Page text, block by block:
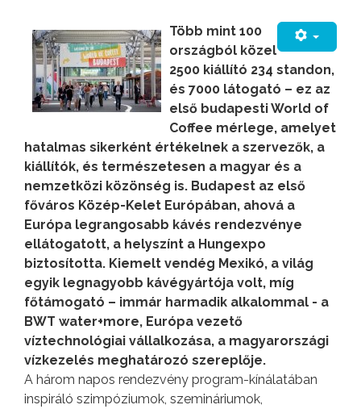
Több mint 100
országból közel
2500 kiállító 234 standon,
és 7000 látogató – ez az
első budapesti World of
Coffee mérlege, amelyet
hatalmas sikerként értékelnek a szervezők, a
kiállítók, és természetesen a magyar és a
nemzetközi közönség is. Budapest az első
főváros Közép-Kelet Európában, ahová a
Európa legrangosabb kávés rendezvénye
ellátogatott, a helyszínt a Hungexpo
biztosította. Kiemelt vendég Mexikó, a világ
egyik legnagyobb kávégyártója volt, míg
főtámogató – immár harmadik alkalommal - a
BWT water+more, Európa vezető
víztechnológiai vállalkozása, a magyarországi
vízkezelés meghatározó szereplője.
A három napos rendezvény program-kínálatában
inspiráló szimpóziumok, szemináriumok,